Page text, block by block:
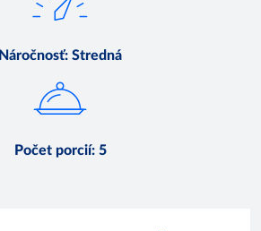
Náročnosť: Stredná
Počet porcií: 5